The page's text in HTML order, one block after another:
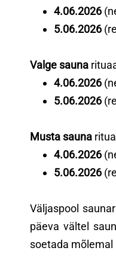
4.06.2026
5.06.2026
Valge sauna
4.06.2026
5.06.2026
Musta sauna
4.06.2026
5.06.2026
Väljaspool
päeva vältel
soetada mõlemal